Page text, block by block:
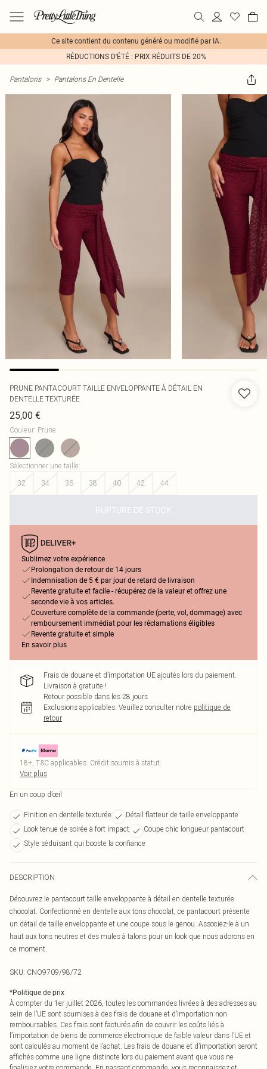
Ce site contient du contenu généré ou modifié par IA.
RÉDUCTIONS D'ÉTÉ : PRIX RÉDUITS DE 20%
Pantalons > Pantalons En Dentelle
PRUNE PANTACOURT TAILLE ENVELOPPANTE À DÉTAIL EN
DENTELLE TEXTURÉE
25,00 €
Couleur: Prune
Sélectionner une taille:
32
34 36 38 40 42 44
RUPTURE DE STOCK
Sublimez votre expérience
Prolongation de retour de 14 jours
Indemnisation de 5 € par jour de retard de livraison
Revente gratuite et facile - récupérez de la valeur et offrez une
seconde vie à vos articles.
Couverture complète de la commande (perte, vol, dommage) avec
remboursement immédiat pour les réclamations éligibles
Revente gratuite et simple
En savoir plus
Frais de douane et d’importation UE ajoutés lors du paiement.
Livraison à gratuite !
Retour possible dans les 28 jours
Exclusions applicables. Veuillez consulter notre politique de
retour
18+, T&C applicables. Crédit soumis à statut
Voir plus
En un coup d’œil
Finition en dentelle texturée
Détail flatteur de taille enveloppante
Look tenue de soirée à fort impact
Coupe chic longueur pantacourt
Style séduisant qui booste la confiance
DESCRIPTION
Découvrez le pantacourt taille enveloppante à détail en dentelle texturée
chocolat. Confectionné en dentelle aux tons chocolat, ce pantacourt présente
un détail de taille enveloppante et une coupe sous le genou. Associez-le à un
haut aux tons neutres et des mules à talons pour un look que nous adorons en
ce moment.
SKU: CNO9709/98/72
*Politique de prix
À compter du 1er juillet 2026, toutes les commandes livrées à des adresses au
sein de l’UE sont soumises à des frais de douane et d’importation non
remboursables. Ces frais sont facturés afin de couvrir les coûts liés à
l’importation de biens de commerce électronique de faible valeur dans l’UE et
sont calculés au moment de l’achat. Les frais de douane et d’importation seront
affichés comme une ligne distincte lors du paiement avant que vous ne